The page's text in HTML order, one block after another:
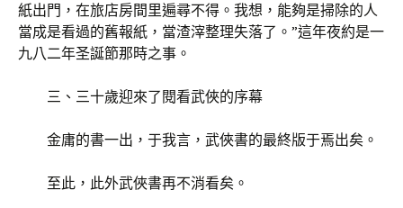
紙出門，在旅店房間里遍尋不得。我想，能夠是掃除的人
當成是看過的舊報紙，當渣滓整理失落了。”這年夜約是一
九八二年圣誕節那時之事。
三、三十歲迎來了閱看武俠的序幕
金庸的書一出，于我言，武俠書的最終版于焉出矣。
至此，此外武俠書再不消看矣。